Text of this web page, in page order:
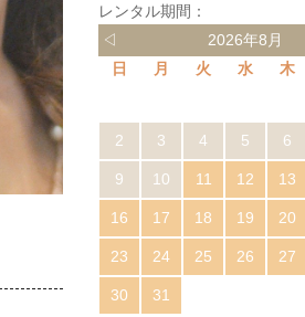
レンタル期間：
◁
2026年8月
日
月 火 水 木
2 3 4 5 6
9 10 11 12 13
16 17 18 19 20
23 24 25 26 27
30 31